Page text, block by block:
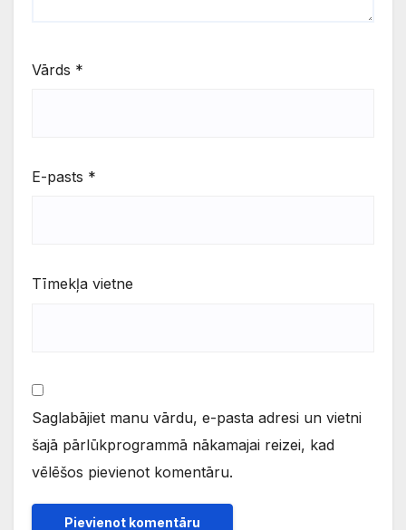
Vārds *
E-pasts *
Tīmekļa vietne
Saglabājiet manu vārdu, e-pasta adresi un vietni
šajā pārlūkprogrammā nākamajai reizei, kad
vēlēšos pievienot komentāru.